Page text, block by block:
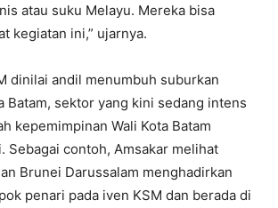
atau suku Melayu. Mereka bisa
kegiatan ini,” ujarnya.
dinilai andil menumbuh suburkan
Batam, sektor yang kini sedang intens
kepemimpinan Wali Kota Batam
Sebagai contoh, Amsakar melihat
Brunei Darussalam menghadirkan
penari pada iven KSM dan berada di